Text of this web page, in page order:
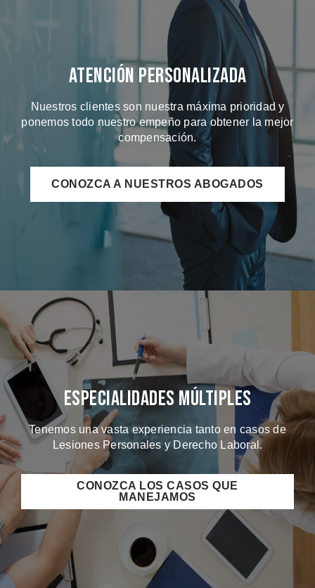
Atención Personalizada
Nuestros clientes son nuestra máxima prioridad y
ponemos todo nuestro empeño para obtener la mejor
compensación.
CONOZCA A NUESTROS ABOGADOS
Especialidades Múltiples
Tenemos una vasta experiencia tanto en casos de
Lesiones Personales y Derecho Laboral.
CONOZCA LOS CASOS QUE
MANEJAMOS